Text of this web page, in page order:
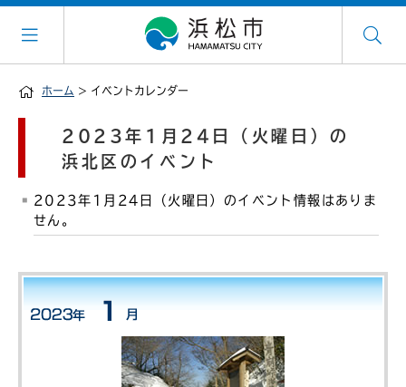
ホーム > イベントカレンダー
2023年1月24日（火曜日）の
浜北区のイベント
2023年1月24日（火曜日）のイベント情報はありま
せん。